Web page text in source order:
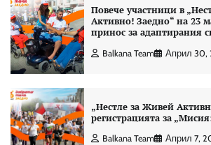
Повече участници в
Активно! Заедно“ на 23
принос за адаптирания
Balkana Team Април 30,
„Нестле за Живей
регистрацията за
Balkana Team Април 7,